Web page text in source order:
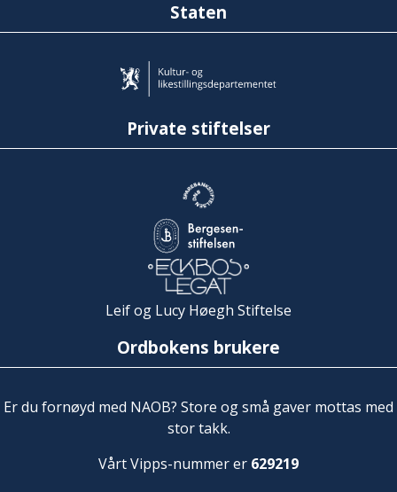
Staten
Private stiftelser
Leif og Lucy Høegh Stiftelse
Ordbokens brukere
Er du fornøyd med NAOB? Store og små gaver mottas med
stor takk.
Vårt Vipps-nummer er 629219